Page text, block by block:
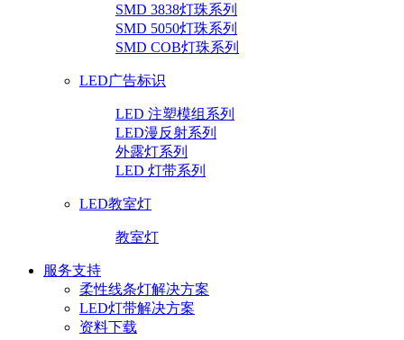
SMD 3838灯珠系列
SMD 5050灯珠系列
SMD COB灯珠系列
LED广告标识
LED 注塑模组系列
LED漫反射系列
外露灯系列
LED 灯带系列
LED教室灯
教室灯
服务支持
柔性线条灯解决方案
LED灯带解决方案
资料下载